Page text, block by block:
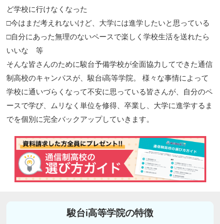
ど学校に行けなくなった
□今はまだ考えれないけど、大学には進学したいと思っている
□自分にあった無理のないペースで楽しく学校生活を送れたら
いいな 等
そんな皆さんのために駿台予備学校が全面協力してできた通信
制高校のキャンパスが、駿台i高等学院。 様々な事情によって
学校に通いづらくなって不安に思っている皆さんが、自分のペ
ースで学び、ムリなく単位を修得、卒業し、大学に進学するま
でを個別に完全バックアップしていきます。
駿台i高等学院の特徴